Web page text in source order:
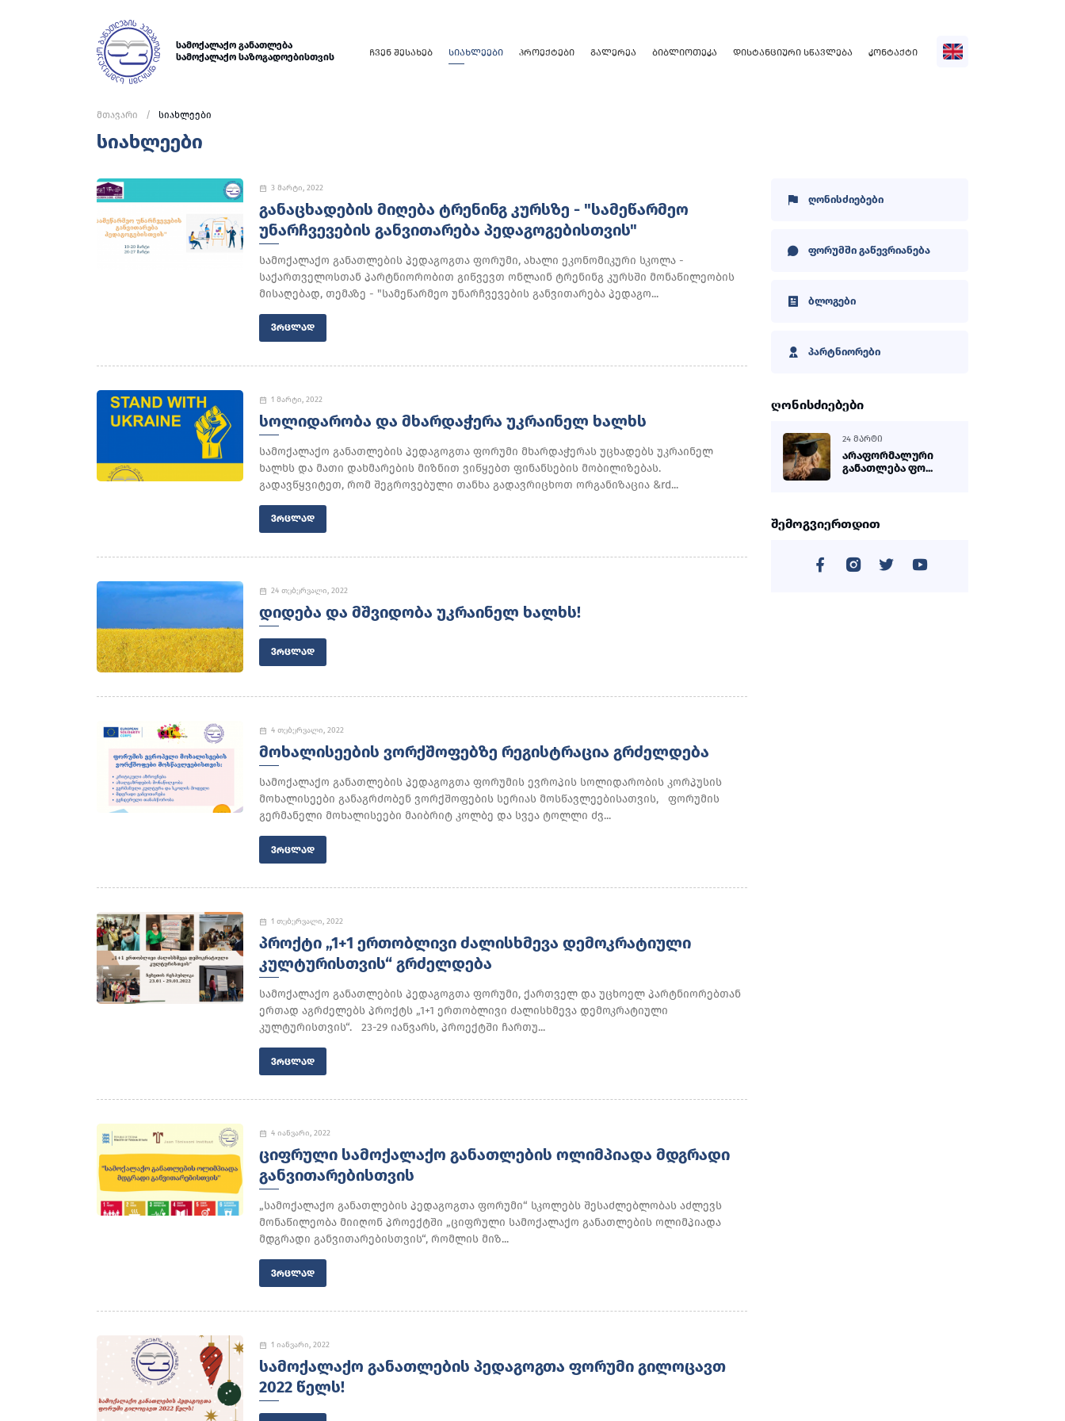
სამოქალაქო განათლება
სამოქალაქო საზოგადოებისთვის
ᲩᲕᲔᲜ ᲨᲔᲡᲐᲮᲔᲑ ᲡᲘᲐᲮᲚᲔᲔᲑᲘ ᲞᲠᲝᲔᲥᲢᲔᲑᲘ ᲒᲐᲚᲔᲠᲔᲐ ᲑᲘᲑᲚᲘᲝᲗᲔᲙᲐ ᲓᲘᲡᲢᲐᲜᲪᲘᲣᲠᲘ ᲡᲬᲐᲕᲚᲔᲑᲐ ᲙᲝᲜᲢᲐᲥᲢᲘ
მთავარი სიახლეები
სიახლეები
3 მარტი, 2022
ᲒᲐᲜᲐᲪᲮᲐᲓᲔᲑᲘᲡ ᲛᲘᲦᲔᲑᲐ ᲢᲠᲔᲜᲘᲜᲒ ᲙᲣᲠᲡᲖᲔ - "ᲡᲐᲛᲔᲬᲐᲠᲛᲔᲝ
ᲣᲜᲐᲠᲩᲕᲔᲕᲔᲑᲘᲡ ᲒᲐᲜᲕᲘᲗᲐᲠᲔᲑᲐ ᲞᲔᲓᲐᲒᲝᲒᲔᲑᲘᲡᲗᲕᲘᲡ"
სამოქალაქო განათლების პედაგოგთა ფორუმი, ახალი ეკონომიკური სკოლა -
საქართველოსთან პარტნიორობით გიწვევთ ონლაინ ტრენინგ კურსში მონაწილეობის
მისაღებად, თემაზე - "სამეწარმეო უნარჩვევების განვითარება პედაგო...
ᲕᲠᲪᲚᲐᲓ
1 მარტი, 2022
ᲡᲝᲚᲘᲓᲐᲠᲝᲑᲐ ᲓᲐ ᲛᲮᲐᲠᲓᲐᲭᲔᲠᲐ ᲣᲙᲠᲐᲘᲜᲔᲚ ᲮᲐᲚᲮᲡ
სამოქალაქო განათლების პედაგოგთა ფორუმი მხარდაჭერას უცხადებს უკრაინელ
ხალხს და მათი დახმარების მიზნით ვიწყებთ ფინანსების მობილიზებას.
გადავწყვიტეთ, რომ შეგროვებული თანხა გადავრიცხოთ ორგანიზაცია &rd...
ᲕᲠᲪᲚᲐᲓ
24 თებერვალი, 2022
ᲓᲘᲓᲔᲑᲐ ᲓᲐ ᲛᲨᲕᲘᲓᲝᲑᲐ ᲣᲙᲠᲐᲘᲜᲔᲚ ᲮᲐᲚᲮᲡ!
ᲕᲠᲪᲚᲐᲓ
4 თებერვალი, 2022
ᲛᲝᲮᲐᲚᲘᲡᲔᲔᲑᲘᲡ ᲕᲝᲠᲥᲨᲝᲤᲔᲑᲖᲔ ᲠᲔᲒᲘᲡᲢᲠᲐᲪᲘᲐ ᲒᲠᲫᲔᲚᲓᲔᲑᲐ
სამოქალაქო განათლების პედაგოგთა ფორუმის ევროპის სოლიდარობის კორპუსის
მოხალისეები განაგრძობენ ვორქშოფების სერიას მოსწავლეებისათვის, ფორუმის
გერმანელი მოხალისეები მაიბრიტ კოლბე და სვეა ტოლლი ძვ...
ᲕᲠᲪᲚᲐᲓ
1 თებერვალი, 2022
ᲞᲠᲝᲥᲢᲘ „1+1 ᲔᲠᲗᲝᲑᲚᲘᲕᲘ ᲫᲐᲚᲘᲡᲮᲛᲔᲕᲐ ᲓᲔᲛᲝᲙᲠᲐᲢᲘᲣᲚᲘ
ᲙᲣᲚᲢᲣᲠᲘᲡᲗᲕᲘᲡ“ ᲒᲠᲫᲔᲚᲓᲔᲑᲐ
სამოქალაქო განათლების პედაგოგთა ფორუმი, ქართველ და უცხოელ პარტნიორებთან
ერთად აგრძელებს პროქტს „1+1 ერთობლივი ძალისხმევა დემოკრატიული
კულტურისთვის“. 23-29 იანვარს, პროექტში ჩართუ...
ᲕᲠᲪᲚᲐᲓ
4 იანვარი, 2022
ᲪᲘᲤᲠᲣᲚᲘ ᲡᲐᲛᲝᲥᲐᲚᲐᲥᲝ ᲒᲐᲜᲐᲗᲚᲔᲑᲘᲡ ᲝᲚᲘᲛᲞᲘᲐᲓᲐ ᲛᲓᲒᲠᲐᲓᲘ
ᲒᲐᲜᲕᲘᲗᲐᲠᲔᲑᲘᲡᲗᲕᲘᲡ
„სამოქალაქო განათლების პედაგოგთა ფორუმი“ სკოლებს შესაძლებლობას აძლევს
მონაწილეობა მიიღონ პროექტში „ციფრული სამოქალაქო განათლების ოლიმპიადა
მდგრადი განვითარებისთვის“, რომლის მიზ...
ᲕᲠᲪᲚᲐᲓ
1 იანვარი, 2022
ᲡᲐᲛᲝᲥᲐᲚᲐᲥᲝ ᲒᲐᲜᲐᲗᲚᲔᲑᲘᲡ ᲞᲔᲓᲐᲒᲝᲒᲗᲐ ᲤᲝᲠᲣᲛᲘ ᲒᲘᲚᲝᲪᲐᲕᲗ
2022 ᲬᲔᲚᲡ!
ღონისძიებები
ფორუმში გაწევრიანება
ბლოგები
პარტნიორები
ღონისძიებები
24 ᲛᲐᲠᲢᲘ
არაფორმალური
განათლება ფო...
შემოგვიერთდით